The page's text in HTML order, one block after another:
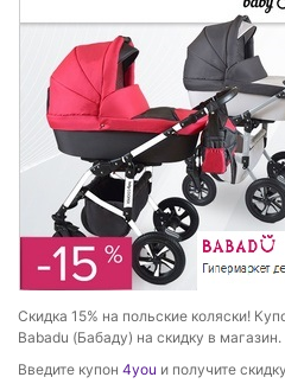
Скидка 15% на польские коляски!
Babadu (Бабаду) на скидку в магазин.
Введите купон 4you и получите